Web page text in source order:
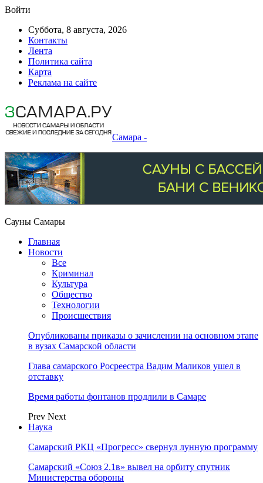
Войти
Суббота, 8 августа, 2026
Контакты
Лента
Политика сайта
Карта
Реклама на сайте
Самара -
Сауны Самары
Главная
Новости
Все
Криминал
Культура
Общество
Технологии
Происшествия
Опубликованы приказы о зачислении на основном этапе
в вузах Самарской области
Глава самарского Росреестра Вадим Маликов ушел в
отставку
Время работы фонтанов продлили в Самаре
Prev Next
Наука
Самарский РКЦ «Прогресс» свернул лунную программу
Самарский «Союз 2.1в» вывел на орбиту спутник
Министерства обороны